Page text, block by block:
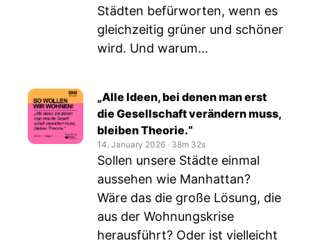
Städten befürworten, wenn es
gleichzeitig grüner und schöner
wird. Und warum...
„Alle Ideen, bei denen man erst
die Gesellschaft verändern muss,
bleiben Theorie.“
14. January 2026 ‧ 38m 32s
Sollen unsere Städte einmal
aussehen wie Manhattan?
Wäre das die große Lösung, die
aus der Wohnungskrise
herausführt? Oder ist vielleicht